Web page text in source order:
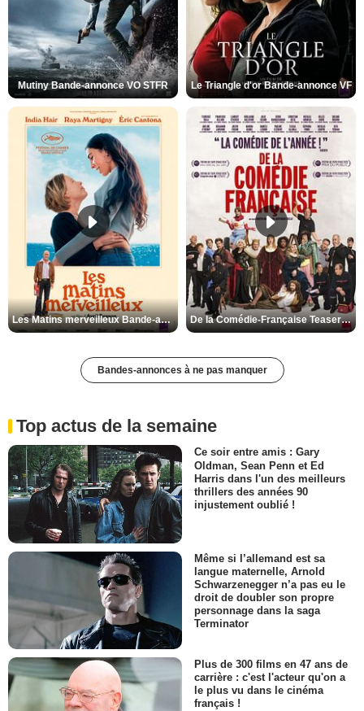
Mutiny Bande-annonce VO STFR Le Triangle d'or Bande-annonce VF
Les Matins merveilleux Bande-annonce VF De la Comédie-Française Teaser VF
Bandes-annonces à ne pas manquer
Top actus de la semaine
Ce soir entre amis : Gary
Oldman, Sean Penn et Ed
Harris dans l'un des meilleurs
thrillers des années 90
injustement oublié !
Même si l’allemand est sa
langue maternelle, Arnold
Schwarzenegger n’a pas eu le
droit de doubler son propre
personnage dans la saga
Terminator
Plus de 300 films en 47 ans de
carrière : c'est l'acteur qu'on a
le plus vu dans le cinéma
français !